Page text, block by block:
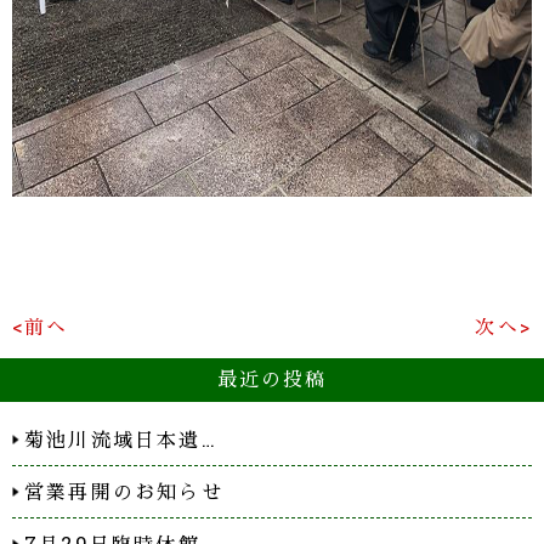
<前へ 次へ>
最近の投稿
菊池川流域日本遺…
営業再開のお知らせ